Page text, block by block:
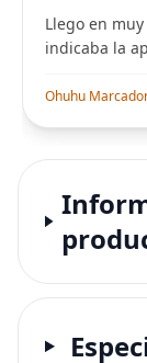
Llego en
indicaba la